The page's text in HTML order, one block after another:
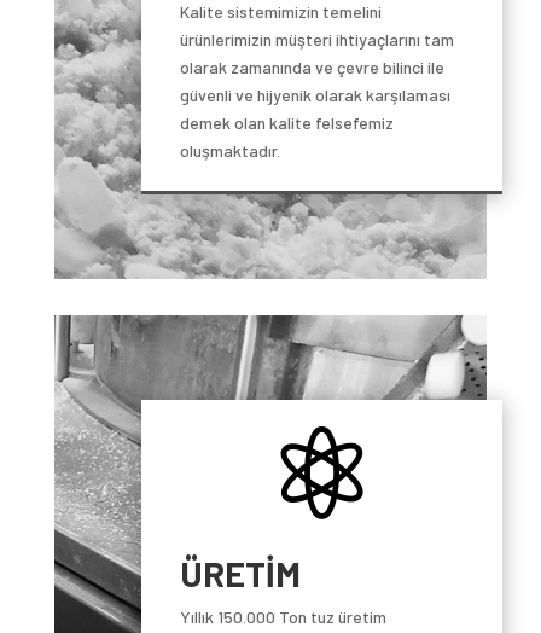
Kalite sistemimizin temelini
ürünlerimizin müşteri ihtiyaçlarını tam
olarak zamanında ve çevre bilinci ile
güvenli ve hijyenik olarak karşılaması
demek olan kalite felsefemiz
oluşmaktadır.

ÜRETİM
Yıllık 150.000 Ton tuz üretim